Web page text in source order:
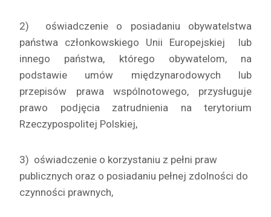
2) oświadczenie o posiadaniu obywatelstwa
państwa członkowskiego Unii Europejskiej lub
innego państwa, którego obywatelom, na
podstawie umów międzynarodowych lub
przepisów prawa wspólnotowego, przysługuje
prawo podjęcia zatrudnienia na terytorium
Rzeczypospolitej Polskiej,
3) oświadczenie o korzystaniu z pełni praw
publicznych oraz o posiadaniu pełnej zdolności do
czynności prawnych,